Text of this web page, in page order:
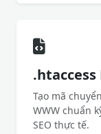
Tạo mã
WWW chuẩn
SEO thực tế.